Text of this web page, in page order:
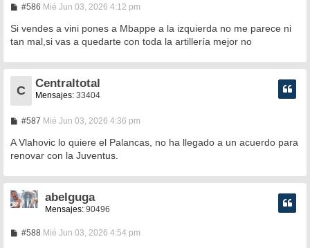
#586M
n
a
e
Mié Jun 03, 2026 4:12 pm
Si vendes a vini pones a Mbappe a la izquierda no me parece ni
tan mal,si vas a quedarte con toda la artillería mejor no
C
Centraltotal
Mensajes: 33404
#587M
n
s
a
e
Mié Jun 03, 2026 4:36 pm
A Vlahovic lo quiere el Palancas, no ha llegado a un acuerdo para
renovar con la Juventus.
abelguga
Mensajes: 90496
#588MMié Jun 03, 2026 4:54 pm